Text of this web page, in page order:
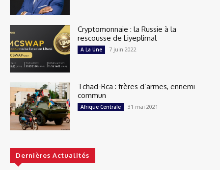
Cryptomonnaie : la Russie à la
rescousse de Liyeplimal
A La Une 7 juin 2022
Tchad-Rca : frères d’armes, ennemi
commun
Afrique Centrale 31 mai 2021
Dernières Actualités